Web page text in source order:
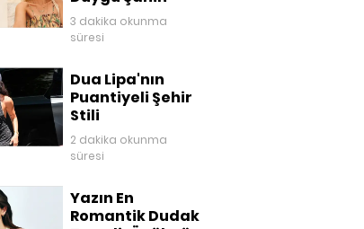
3 dakika okunma
süresi
Dua Lipa'nın
Puantiyeli Şehir
Stili
2 dakika okunma
süresi
Yazın En
Romantik Dudak